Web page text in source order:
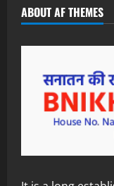
ABOUT AF THEMES